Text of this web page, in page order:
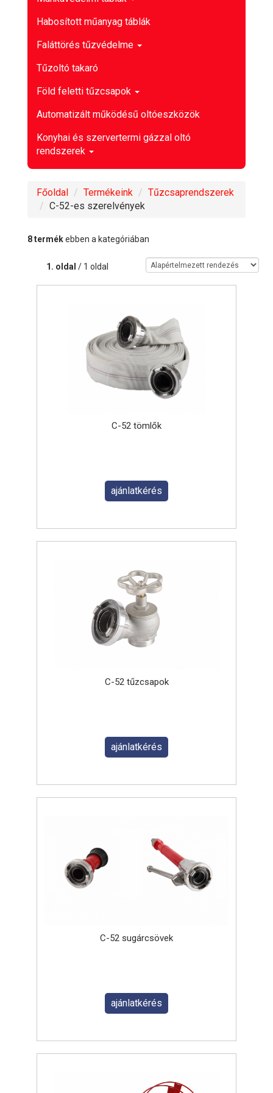
Habosított műanyag táblák
Faláttörés tűzvédelme
Tűzoltó takaró
Föld feletti tűzcsapok
Automatizált működésű oltóeszközök
Konyhai és szervertermi gázzal oltó
rendszerek
Főoldal Termékeink
Tűzcsaprendszerek
C-52-es szerelvények
8 termékebben a kategóriában
1. oldal / 1 oldal
C-52 tömlők
ajánlatkérés
C-52 tűzcsapok
ajánlatkérés
C-52 sugárcsövek
ajánlatkérés